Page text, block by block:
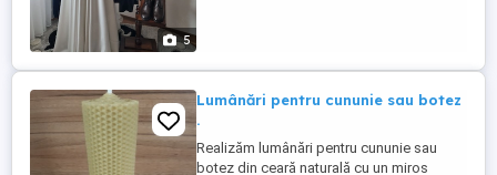
5
Lumânări pentru cununie sau botez
.
Realizăm lumânări pentru cununie sau
botez din ceară naturală cu un miros